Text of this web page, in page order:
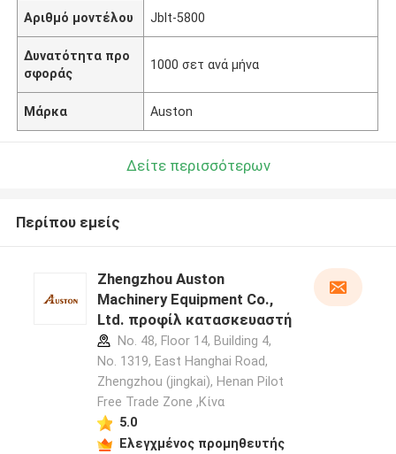
Αριθμό μοντέλου Jblt-5800
Δυνατότητα προ
σφοράς
1000 σετ ανά μήνα
Μάρκα Auston
Δείτε περισσότερων
Περίπου εμείς
Zhengzhou Auston
Machinery Equipment Co.,
Ltd. προφίλ κατασκευαστή
No. 48, Floor 14, Building 4,
No. 1319, East Hanghai Road,
Zhengzhou (jingkai), Henan Pilot
Free Trade Zone ,Κίνα
5.0
Ελεγχμένος προμηθευτής